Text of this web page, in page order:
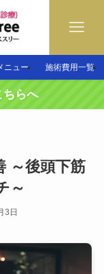
ニュー 施術費用一覧
ちらへ
～後頭下筋
～
3日